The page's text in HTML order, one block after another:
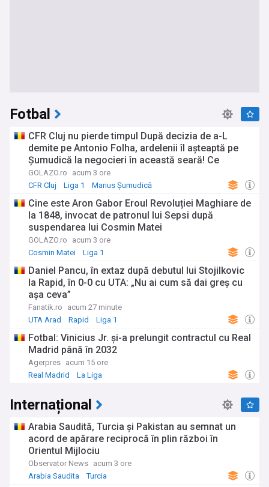
Fotbal
CFR Cluj nu pierde timpul După decizia de a-L
demite pe Antonio Folha, ardelenii îl așteaptă pe
Șumudică la negocieri în această seară! Ce
contract I-ar fi pregătit
GOLAZO.ro
acum 3 ore
CFR Cluj
Liga 1 Marius Șumudică
Cine este Aron Gabor Eroul Revoluției Maghiare de
la 1848, invocat de patronul lui Sepsi după
suspendarea lui Cosmin Matei
GOLAZO.ro
acum 3 ore
Cosmin Matei
Liga 1
Daniel Pancu, în extaz după debutul lui Stojilkovic
la Rapid, în 0-0 cu UTA: „Nu ai cum să dai greș cu
așa ceva”
Fanatik.ro
acum 27 minute
UTA Arad
Rapid Liga 1
Fotbal: Vinicius Jr. și-a prelungit contractul cu Real
Madrid până în 2032
Agerpres acum 15 ore
Real Madrid
La Liga
Internațional
Arabia Saudită, Turcia şi Pakistan au semnat un
acord de apărare reciprocă în plin război în
Orientul Mijlociu
Observator News acum 3 ore
Arabia Saudita
Turcia